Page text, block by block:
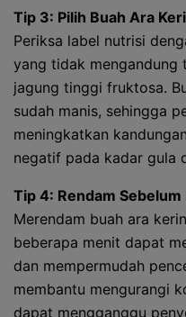
Tip 3: Pilih Buah Ara
Periksa label nutrisi
yang tidak mengandung
jagung tinggi fruktosa.
sudah manis, sehingga
meningkatkan
negatif pada kadar gula
Tip 4: Rendam
Merendam buah ara
beberapa menit dapat
dan mempermudah
membantu mengurangi
dapat mengganggu